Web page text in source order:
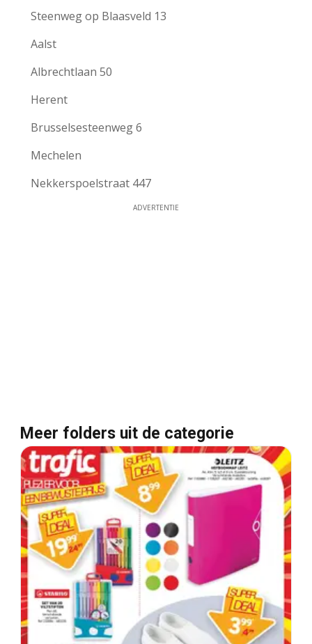
Steenweg op Blaasveld 13
Aalst
Albrechtlaan 50
Herent
Brusselsesteenweg 6
Mechelen
Nekkerspoelstraat 447
ADVERTENTIE
Meer folders uit de categorie